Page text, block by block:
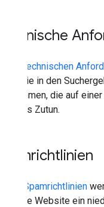
Technische
technischen
damit sie in den
Maßnahmen, die auf
weiteres Zutun.
Spamrichtlinien
Spamrichtlinien
gesamte Website ein